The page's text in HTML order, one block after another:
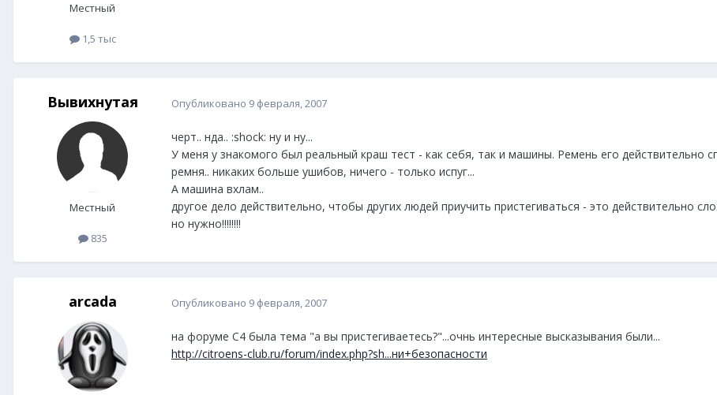
Местный
1,5 тыс
Вывихнутая
Местный
835
Опубликовано 9 февраля, 2007
черт.. нда.. :shock: ну и ну...
У меня у знакомого был реальный краш тест - как себя, так и машины. Ремень его действительно
ремня.. никаких больше ушибов, ничего - только испуг...
А машина вхлам..
другое дело действительно, чтобы других людей приучить пристегиваться - это действительно
но нужно!!!!!!!!
arcada Опубликовано 9 февраля, 2007
на форуме С4 была тема "а вы пристегиваетесь?"...очнь интересные высказывания были...
http://citroens-club.ru/forum/index.php?sh...ни+безопасности